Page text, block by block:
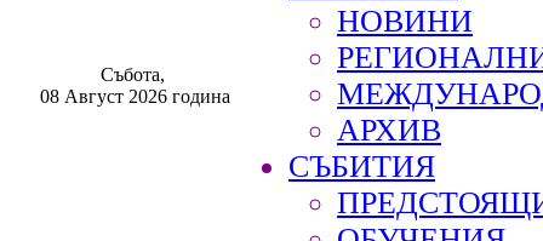
Събота,
08 Август 2026 година
НОВИНИ
АРХИВ
СЪБИТИЯ